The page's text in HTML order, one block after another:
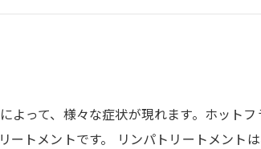
更年期の女性にもおすすめ！
よって、様々な症状が現れます。ホット
ートメントです。 リンパトリートメント